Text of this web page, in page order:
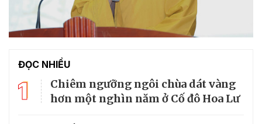
ĐỌC NHIỀU
1
Chiêm ngưỡng ngôi chùa dát vàng
hơn một nghìn năm ở Cố đô Hoa Lư